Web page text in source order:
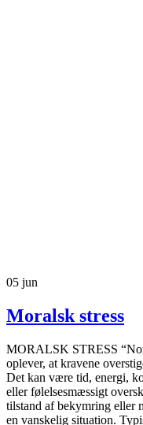
05 jun
Moralsk stress
MORALSK STRESS
oplever, at kravene
Det kan være tid, energi,
eller følelsesmæssigt
tilstand af bekymring eller
en vanskelig situation.